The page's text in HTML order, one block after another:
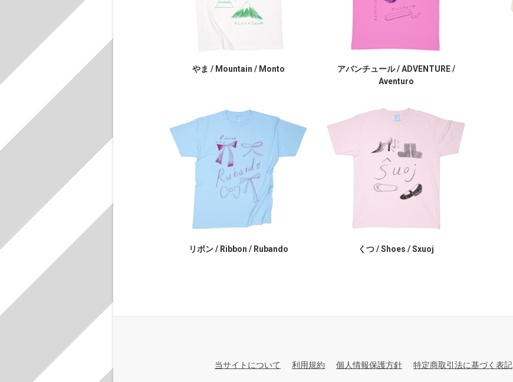
やま / Mountain / Monto
アバンチュール / ADVENTURE /
Aventuro
リボン / Ribbon / Rubando くつ / Shoes / Sxuoj
当サイトについて 利用規約 個人情報保護方針 特定商取引法に基づく表記